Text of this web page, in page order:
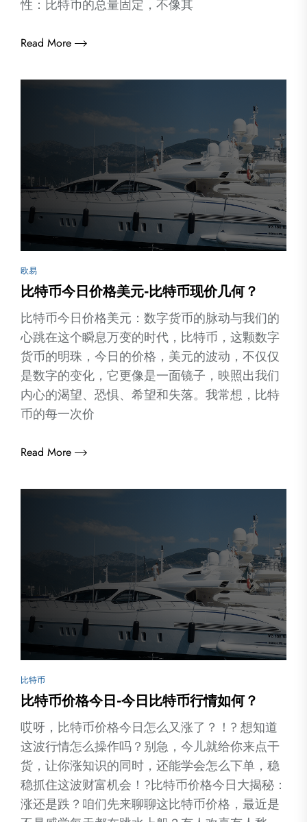
性：比特币的总量固定，不像其
Read More
欧易
比特币今日价格美元-比特币现价几何？
比特币今日价格美元：数字货币的脉动与我们的
心跳在这个瞬息万变的时代，比特币，这颗数字
货币的明珠，今日的价格，美元的波动，不仅仅
是数字的变化，它更像是一面镜子，映照出我们
内心的渴望、恐惧、希望和失落。我常想，比特
币的每一次价
Read More
比特币
比特币价格今日-今日比特币行情如何？
哎呀，比特币价格今日怎么又涨了？！? 想知道
这波行情怎么操作吗？别急，今儿就给你来点干
货，让你涨知识的同时，还能学会怎么下单，稳
稳抓住这波财富机会！?比特币价格今日大揭秘：
涨还是跌？咱们先来聊聊这比特币价格，最近是